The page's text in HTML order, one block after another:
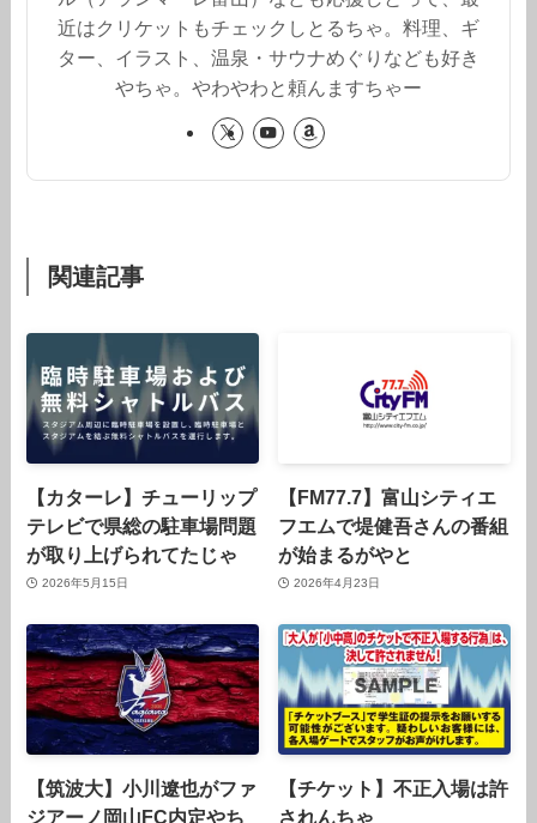
近はクリケットもチェックしとるちゃ。料理、ギ
ター、イラスト、温泉・サウナめぐりなども好き
やちゃ。やわやわと頼んますちゃー
関連記事
【カターレ】チューリップ
テレビで県総の駐車場問題
が取り上げられてたじゃ
2026年5月15日
【FM77.7】富山シティエ
フエムで堤健吾さんの番組
が始まるがやと
2026年4月23日
【筑波大】小川遼也がファ
ジアーノ岡山FC内定やち
【チケット】不正入場は許
されんちゃ